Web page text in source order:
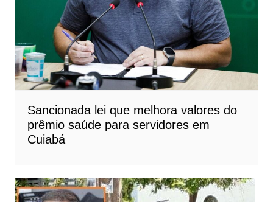
Sancionada lei que melhora valores do
prêmio saúde para servidores em
Cuiabá